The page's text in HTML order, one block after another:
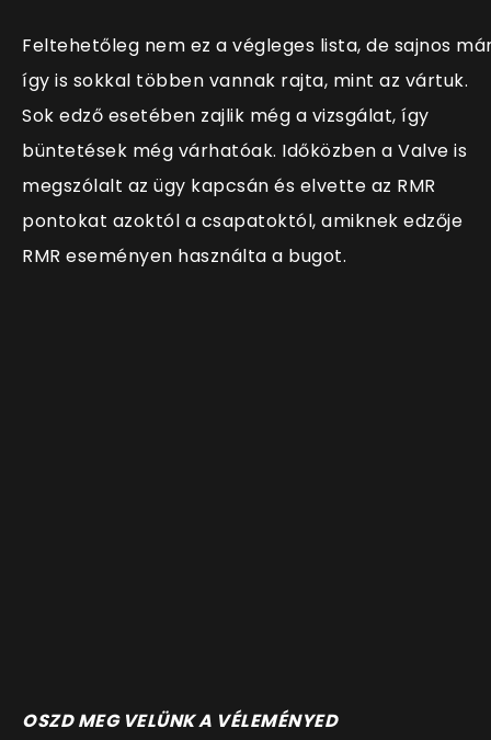
Feltehetőleg nem ez a végleges lista, de sajnos
így is sokkal többen vannak rajta, mint az vártuk.
Sok edző esetében zajlik még a vizsgálat, így
büntetések még várhatóak. Időközben a Valve is
megszólalt az ügy kapcsán és elvette az RMR
pontokat azoktól a csapatoktól, amiknek edzője
RMR eseményen használta a bugot.
OSZD MEG VELÜNK A VÉLEMÉNYED